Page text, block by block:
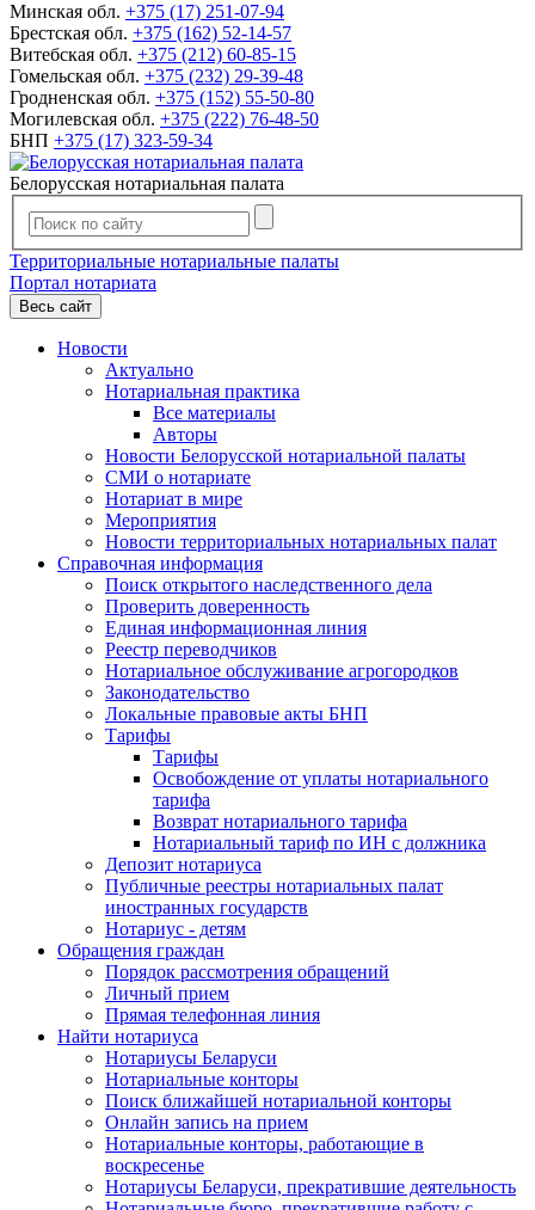
Минская обл. +375 (17) 251-07-94
Брестская обл. +375 (162) 52-14-57
Витебская обл. +375 (212) 60-85-15
Гомельская обл. +375 (232) 29-39-48
Гродненская обл. +375 (152) 55-50-80
Могилевская обл. +375 (222) 76-48-50
БНП +375 (17) 323-59-34
Белорусская нотариальная палата
Территориальные нотариальные палаты
Портал нотариата
Весь сайт
Новости
Актуально
Нотариальная практика
Все материалы
Авторы
Новости Белорусской нотариальной палаты
СМИ о нотариате
Нотариат в мире
Мероприятия
Новости территориальных нотариальных палат
Справочная информация
Поиск открытого наследственного дела
Проверить доверенность
Единая информационная линия
Реестр переводчиков
Нотариальное обслуживание агрогородков
Законодательство
Локальные правовые акты БНП
Тарифы
Тарифы
Освобождение от уплаты нотариального
тарифа
Возврат нотариального тарифа
Нотариальный тариф по ИН с должника
Депозит нотариуса
Публичные реестры нотариальных палат
иностранных государств
Нотариус - детям
Обращения граждан
Порядок рассмотрения обращений
Личный прием
Прямая телефонная линия
Найти нотариуса
Нотариусы Беларуси
Нотариальные конторы
Поиск ближайшей нотариальной конторы
Онлайн запись на прием
Нотариальные конторы, работающие в
воскресенье
Нотариусы Беларуси, прекратившие деятельность